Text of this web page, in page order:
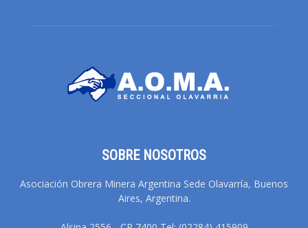
SOBRE NOSOTROS
Asociación Obrera Minera Argentina Sede Olavarría, Buenos
Aires, Argentina.